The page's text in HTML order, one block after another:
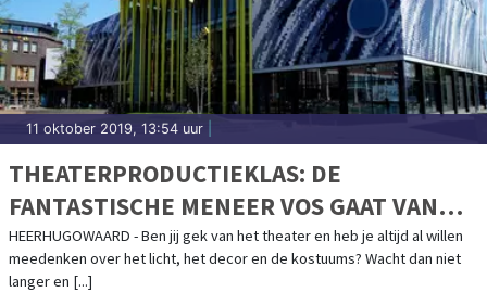
11 oktober 2019, 13:54 uur
THEATERPRODUCTIEKLAS: DE
FANTASTISCHE MENEER VOS GAAT VAN
START BIJ COOL
HEERHUGOWAARD - Ben jij gek van het theater en heb je altijd al willen
meedenken over het licht, het decor en de kostuums? Wacht dan niet
langer en [...]